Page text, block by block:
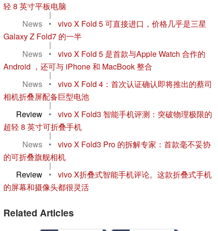
轻 8 英寸平板电脑
|
News
•
vivo X Fold 5 可直接进口，价格几乎是三星
Galaxy Z Fold7 的一半
|
News
•
vivo X Fold 5 是首款与Apple Watch 合作的
Android ，还可与 iPhone 和 MacBook 整合
|
News
•
vivo X Fold 4：首次认证确认即将推出的蔡司
相机折叠屏配备巨型电池
|
Review
•
vivo X Fold3 智能手机评测：突破物理极限的
超轻 8 英寸可折叠手机
|
News
•
vivo X Fold3 Pro 的拆解专家：首款毫不妥协
的可折叠旗舰相机
|
Review
•
vivo X折叠式智能手机评论。这款折叠式手机
的屏幕和摄像头都很灵活
Related Articles